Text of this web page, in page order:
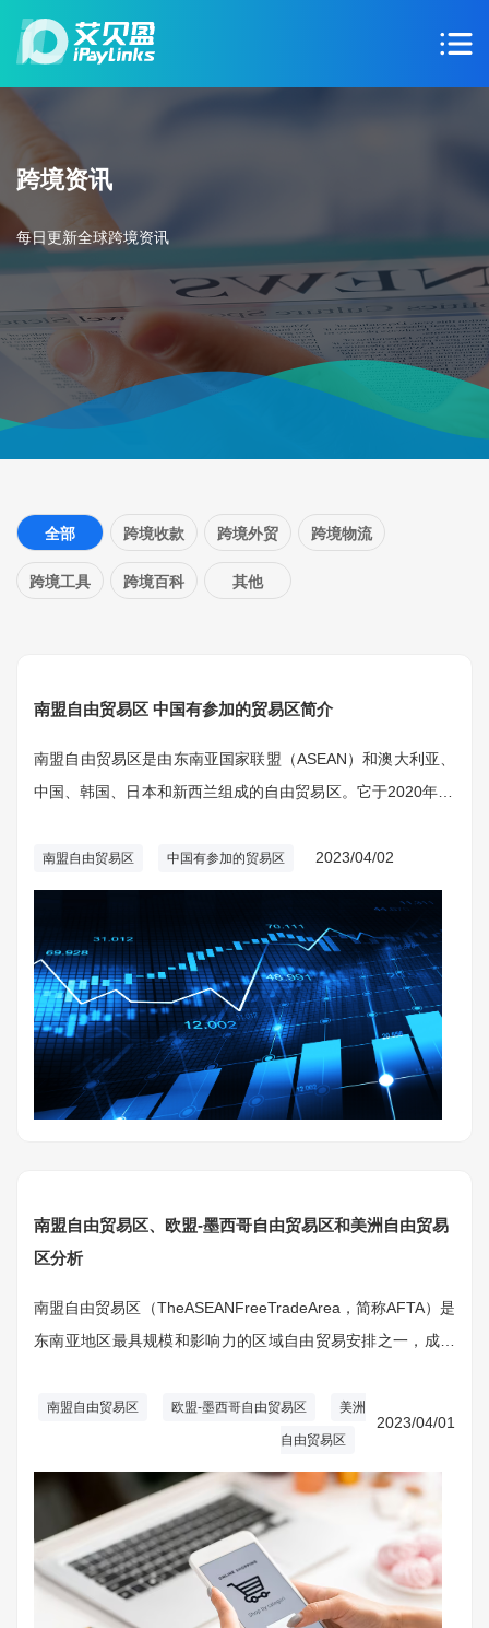
跨境资讯
每日更新全球跨境资讯
全部 跨境收款 跨境外贸 跨境物流
跨境工具 跨境百科 其他
南盟自由贸易区 中国有参加的贸易区简介
南盟自由贸易区是由东南亚国家联盟（ASEAN）和澳大利亚、
中国、韩国、日本和新西兰组成的自由贸易区。它于2020年11
南盟自由贸易区 中国有参加的贸易区 2023/04/02
南盟自由贸易区、欧盟-墨西哥自由贸易区和美洲自由贸易
区分析
南盟自由贸易区（TheASEANFreeTradeArea，简称AFTA）是
东南亚地区最具规模和影响力的区域自由贸易安排之一，成立
AFTA的成立为东南亚地区的自由贸易发展奠定了基础，同时也
南盟自由贸易区 欧盟-墨西哥自由贸易区 美洲
自由贸易区
2023/04/01